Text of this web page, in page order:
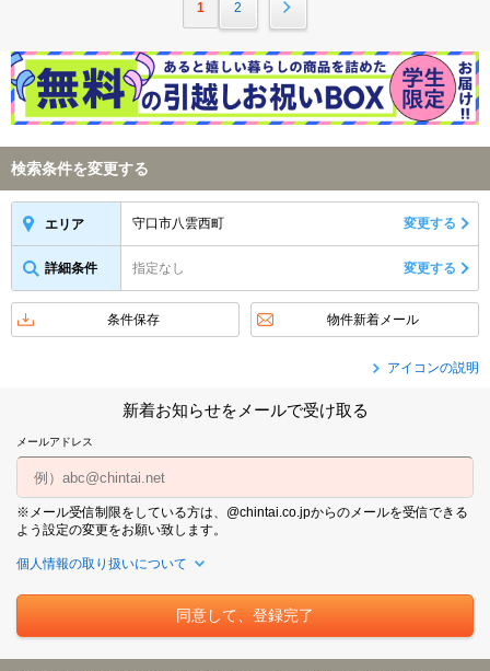
1 2
検索条件を変更する
エリア 守口市八雲西町 変更する
詳細条件 指定なし 変更する
条件保存 物件新着メール
アイコンの説明
新着お知らせをメールで受け取る
メールアドレス
※メール受信制限をしている方は、@chintai.co.jpからのメールを受信できる
よう設定の変更をお願い致します。
個人情報の取り扱いについて